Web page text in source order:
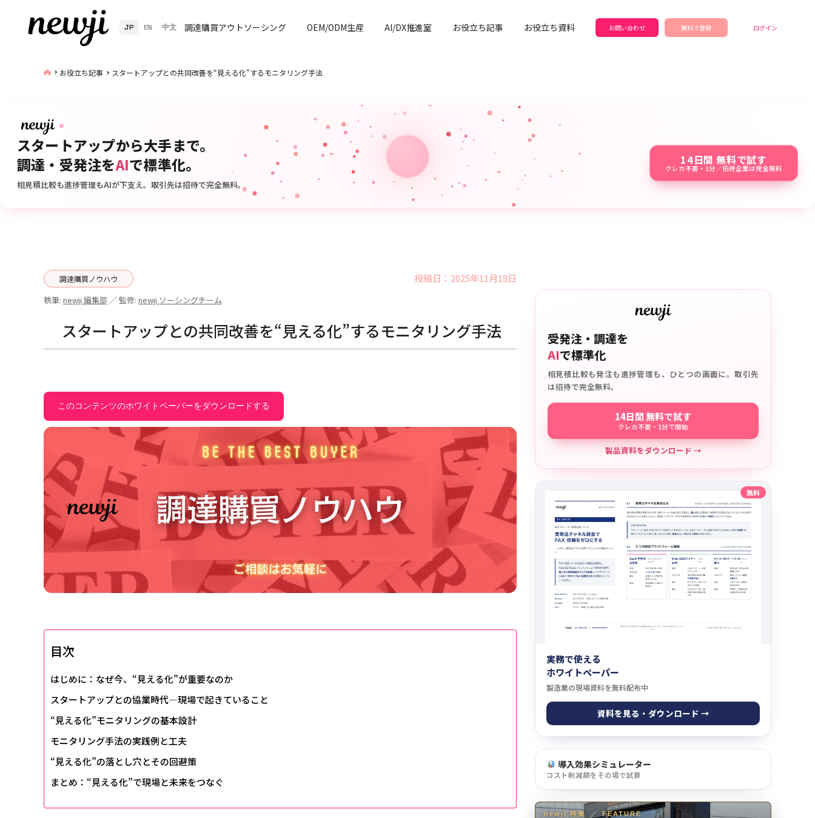
JP EN 中文 調達購買アウトソーシング OEM/ODM生産 AI/DX推進室 お役立ち記事 お役立ち資料 お問い合わせ 無料で登録 ログイン
お役立ち記事 スタートアップとの共同改善を“見える化”するモニタリング手法
スタートアップから大手まで。
調達・受発注をAIで標準化。
相見積比較も進捗管理もAIが下支え。取引先は招待で完全無料。
14日間 無料で試す
クレカ不要・1分／招待企業は完全無料
調達購買ノウハウ 投稿日：2025年11月18日
執筆: newji 編集部 ／ 監修: newji ソーシングチーム
スタートアップとの共同改善を“見える化”するモニタリング手法
このコンテンツのホワイトペーパーをダウンロードする
目次
はじめに：なぜ今、“見える化”が重要なのか
スタートアップとの協業時代―現場で起きていること
“見える化”モニタリングの基本設計
モニタリング手法の実践例と工夫
“見える化”の落とし穴とその回避策
まとめ：“見える化”で現場と未来をつなぐ
受発注・調達を
AIで標準化
相見積比較も発注も進捗管理も、ひとつの画面に。取引先
は招待で完全無料。
14日間 無料で試す
クレカ不要・1分で開始
製品資料をダウンロード →
無料
実務で使える
ホワイトペーパー
製造業の現場資料を無料配布中
資料を見る・ダウンロード →
導入効果シミュレーター
コスト削減額をその場で試算
newji 特集 ／ FEATURE